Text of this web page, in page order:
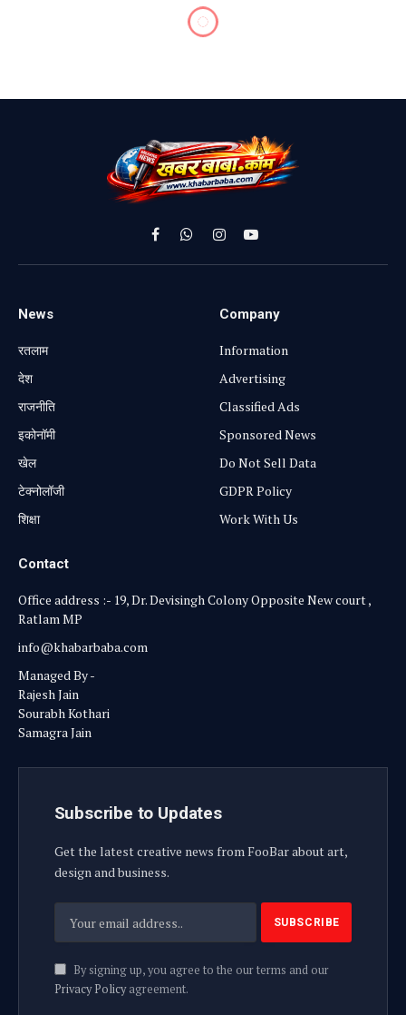
रतलाम: जनगणना 2027 के लिए आज
से तीन दिन की ट्रेनिंग शुरू, ग्वालियर
और सिवनी के साथ पायलट प्रोजेक्ट में
शामिल हैं रतलाम… दिल्ली से आए 8
मास्टर ट्रेनर ने दिया प्रशिक्षण